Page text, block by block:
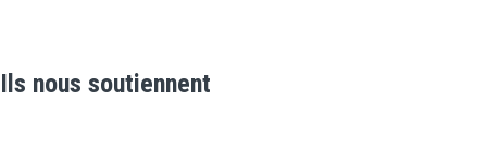
Ils nous soutiennent